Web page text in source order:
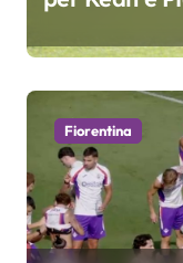
oscar del
Fiorentina